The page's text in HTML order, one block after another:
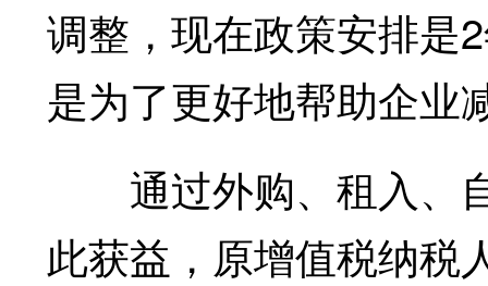
调整，现在政策安排是
是为了更好地帮助企业
通过外购、租入、
此获益，原增值税纳税